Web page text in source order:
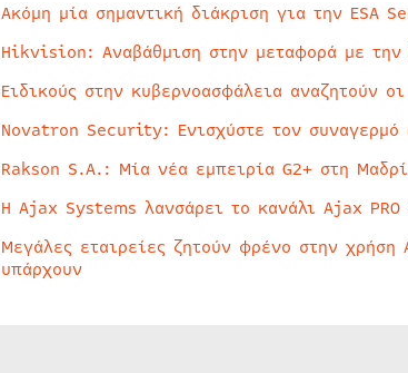
Ακόμη μία σημαντική διάκριση για την ESA
Hikvision: Αναβάθμιση στην μεταφορά με
Ειδικούς στην κυβερνοασφάλεια αναζητούν
Novatron Security: Ενισχύστε τον συναγερμό
Rakson S.A.: Μία νέα εμπειρία G2+ στη
Η Ajax Systems λανσάρει το κανάλι Ajax PRO
Μεγάλες εταιρείες ζητούν φρένο στην
υπάρχουν